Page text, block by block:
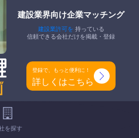
事業 石工事業 鋼構造物工事業
水道施設工事業
建設業界向け企業マッチング
建設業許可を 持っている
信頼できる会社だけを掲載・登録
登録で、もっと便利に！
詳しくはこちら
を探す